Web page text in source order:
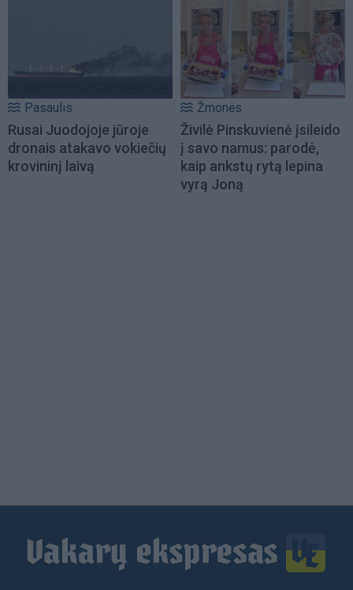
Pasaulis
Rusai Juodojoje jūroje
dronais atakavo vokiečių
krovininį laivą
Žmonės
Živilė Pinskuvienė įsileido
į savo namus: parodė,
kaip ankstų rytą lepina
vyrą Joną